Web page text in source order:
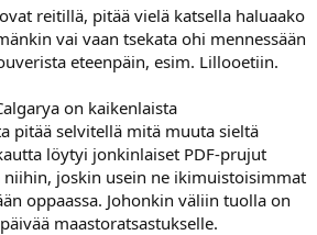
reitillä, pitää vielä katsella haluaako
vai vaan tsekata ohi mennessään
eteenpäin, esim. Lillooetiin.
on kaikenlaista
pitää selvitellä mitä muuta sieltä
löytyi jonkinlaiset PDF-prujut
niihin, joskin usein ne ikimuistoisimmat
oppaassa. Johonkin väliin tuolla on
maastoratsastukselle.